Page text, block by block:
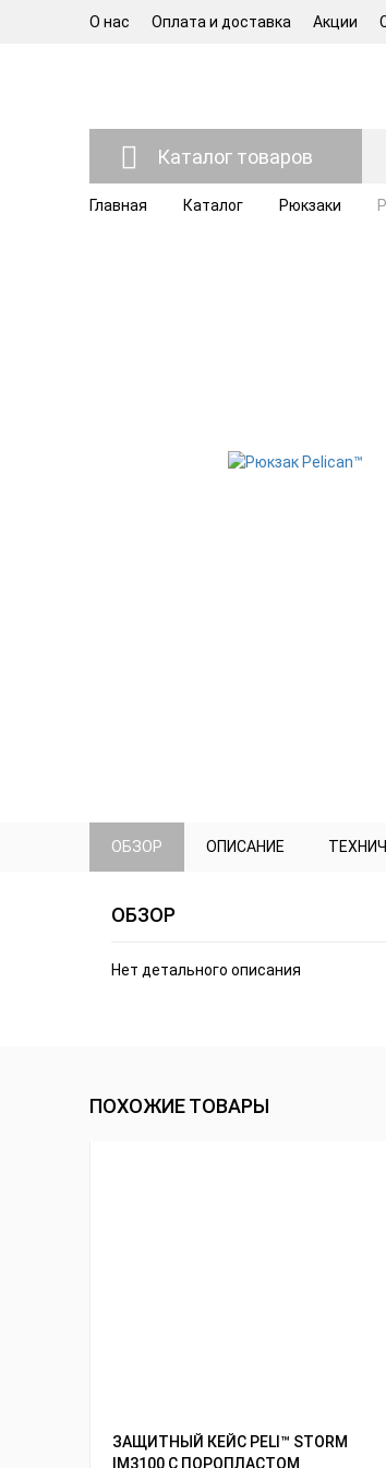
О нас Оплата и доставка Акции
Каталог товаров
Главная Каталог Рюкзаки
ОБЗОР ОПИСАНИЕ
ОБЗОР
Нет детального описания
ПОХОЖИЕ ТОВАРЫ
ЗАЩИТНЫЙ КЕЙС PELI™ STORM
IM3100 С ПОРОПЛАСТОМ